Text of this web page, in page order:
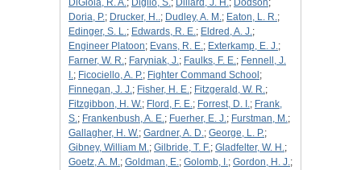
DiGioia, R. A.; Diglio, S.; Dillard, J. H.; Dodson;
Doria, P.; Drucker, H..; Dudley, A. M.; Eaton, L. R.;
Edinger, S. L.; Edwards, R. E.; Eldred, A. J.;
Engineer Platoon; Evans, R. E.; Exterkamp, E. J.;
Farner, W. R.; Faryniak, J.; Faulks, F. E.; Fennell, J.
I.; Ficociello, A. P.; Fighter Command School ;
Finnegan, J. J.; Fisher, H. E.; Fitzgerald, W. R.;
Fitzgibbon, H. W.; Flord, F. E.; Forrest, D. I.; Frank,
S.; Frankenbush, A. E.; Fuerher, E. J.; Furstman, M.;
Gallagher, H. W.; Gardner, A. D.; George, L. P.;
Gibney, William M.; Gilbride, T. F.; Gladfelter, W. H.;
Goetz, A. M.; Goldman, E.; Golomb, I.; Gordon, H. J.;